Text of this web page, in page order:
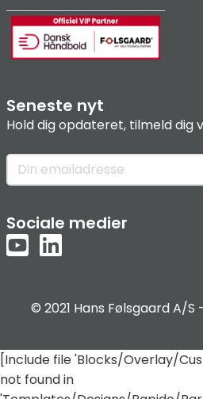
Seneste nyt
Hold dig opdateret, tilmeld dig
Sociale medier
© 2021 Hans Følsgaard A/
[Include file 'Blocks/Overlay/
not found in